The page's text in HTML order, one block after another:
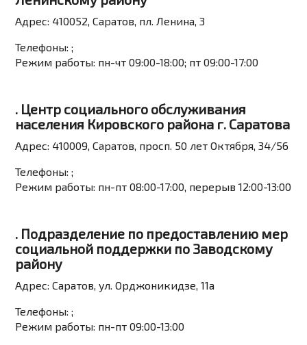
Адрес: 410052, Саратов, пл. Ленина, 3
Телефоны: ;
Режим работы: пн-чт 09:00-18:00; пт 09:00-17:00
. Центр социального обслуживания
населения Кировского района г. Саратова
Адрес: 410009, Саратов, просп. 50 лет Октября, 34/56
Телефоны: ;
Режим работы: пн-пт 08:00-17:00, перерыв 12:00-13:00
. Подразделение по предоставлению мер
социальной поддержки по Заводскому
району
Адрес: Саратов, ул. Орджоникидзе, 11а
Телефоны: ;
Режим работы: пн-пт 09:00-13:00